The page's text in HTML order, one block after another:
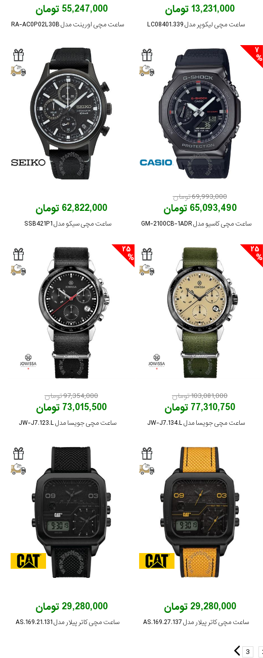
13,231,000 تومان
ساعت مچی لیکوپر مدل LC08401.339
55,247,000 تومان
ساعت مچی اورینت مدل RA-AC0P02L30B
69,993,000 تومان
65,093,490 تومان
ساعت مچی کاسیو مدل GM-2100CB-1ADR
62,822,000 تومان
ساعت مچی سیکو مدل SSB421P1
103,081,000 تومان
77,310,750 تومان
ساعت مچی جویسا مدل JW-J7.134.L
97,354,000 تومان
73,015,500 تومان
ساعت مچی جویسا مدل JW-J7.123.L
29,280,000 تومان
ساعت مچی کاتر پیلار مدل AS.169.27.137
29,280,000 تومان
ساعت مچی کاتر پیلار مدل AS.169.21.131
3